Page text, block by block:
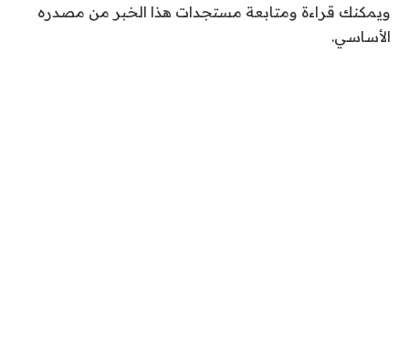
ويمكنك قراءة ومتابعة مستجدات هذا الخبر من مصدره
الأساسي.